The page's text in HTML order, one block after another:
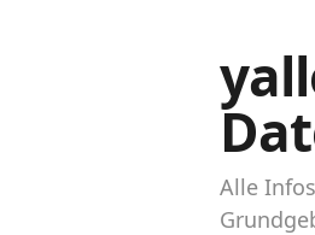
Daten-Abos
Abos für Tablets,
Tarifrechner
Der gute alte
Alle